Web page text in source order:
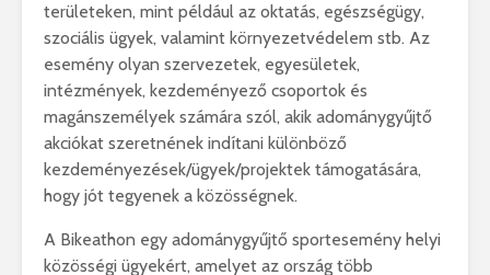
területeken, mint például az oktatás, egészségügy,
szociális ügyek, valamint környezetvédelem stb. Az
esemény olyan szervezetek, egyesületek,
intézmények, kezdeményező csoportok és
magánszemélyek számára szól, akik adománygyűjtő
akciókat szeretnének indítani különböző
kezdeményezések/ügyek/projektek támogatására,
hogy jót tegyenek a közösségnek.
A Bikeathon egy adománygyűjtő sportesemény helyi
közösségi ügyekért, amelyet az ország több